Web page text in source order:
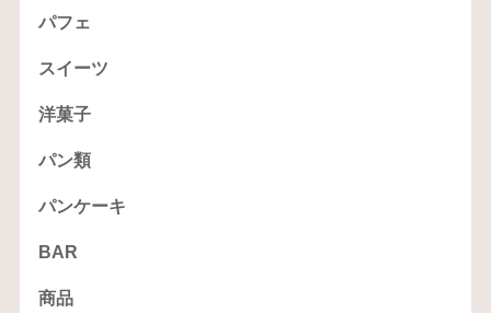
パフェ
スイーツ
洋菓子
パン類
パンケーキ
BAR
商品